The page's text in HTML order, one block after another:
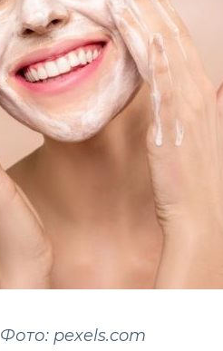
Фото: pexels.com